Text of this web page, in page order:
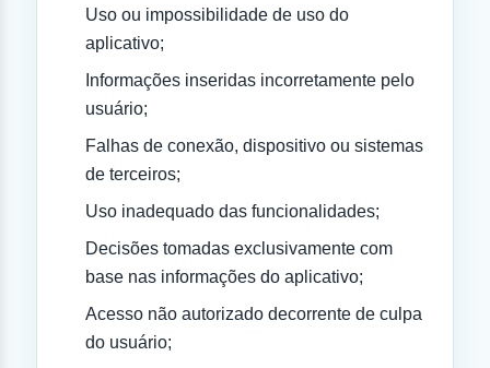
Uso ou impossibilidade de uso do
aplicativo;
Informações inseridas incorretamente pelo
usuário;
Falhas de conexão, dispositivo ou sistemas
de terceiros;
Uso inadequado das funcionalidades;
Decisões tomadas exclusivamente com
base nas informações do aplicativo;
Acesso não autorizado decorrente de culpa
do usuário;